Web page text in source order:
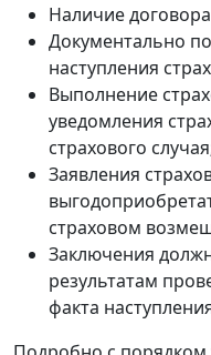
Наличие
Документально
наступления
Выполнение
уведомления
страхового
Заявления
страховом
Заключения
результатам
факта